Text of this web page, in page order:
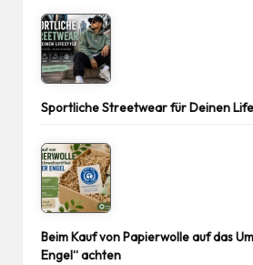
Sportliche Streetwear für Deinen
Beim Kauf von Papierwolle auf das
Engel“ achten